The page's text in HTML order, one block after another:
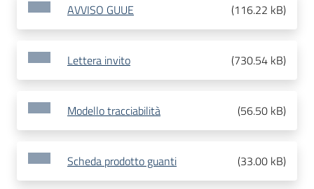
AVVISO GUUE (116.22 kB)
Lettera invito (730.54 kB)
Modello tracciabilità (56.50 kB)
Scheda prodotto guanti (33.00 kB)